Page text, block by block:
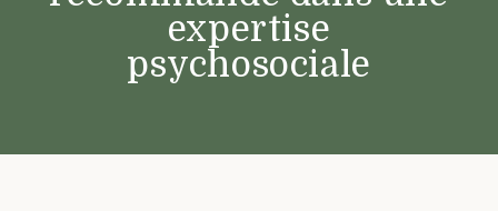
expertise
psychosociale